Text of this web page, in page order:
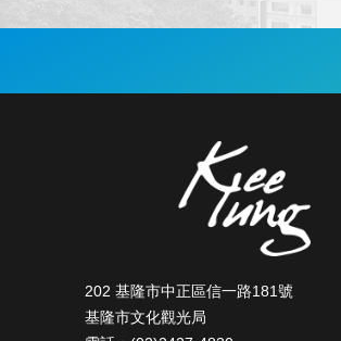
202 基隆市中正區信一路181號
基隆市文化觀光局